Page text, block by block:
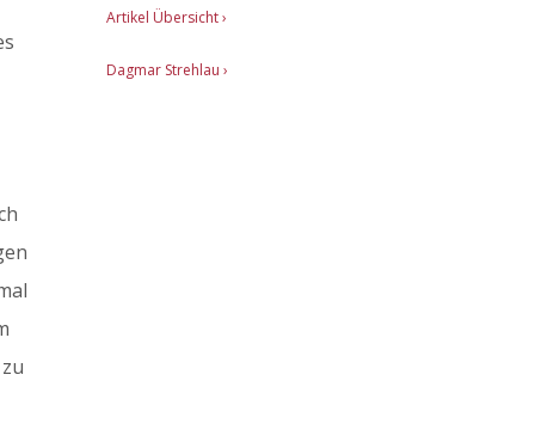
Artikel Übersicht›
Dagmar Strehlau ›